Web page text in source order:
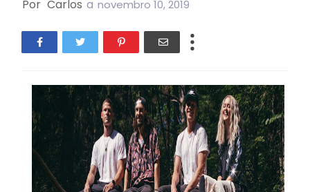
Por Carlos a novembro 10, 2019